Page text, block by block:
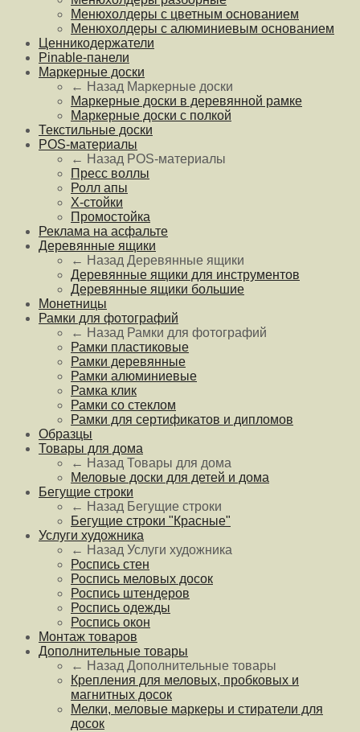
Менюхолдеры с цветным основанием
Менюхолдеры с алюминиевым основанием
Ценникодержатели
Pinable-панели
Маркерные доски
← Назад Маркерные доски
Маркерные доски в деревянной рамке
Маркерные доски с полкой
Текстильные доски
POS-материалы
← Назад POS-материалы
Пресс воллы
Ролл апы
Х-стойки
Промостойка
Реклама на асфальте
Деревянные ящики
← Назад Деревянные ящики
Деревянные ящики для инструментов
Деревянные ящики большие
Монетницы
Рамки для фотографий
← Назад Рамки для фотографий
Рамки пластиковые
Рамки деревянные
Рамки алюминиевые
Рамка клик
Рамки со стеклом
Рамки для сертификатов и дипломов
Образцы
Товары для дома
← Назад Товары для дома
Меловые доски для детей и дома
Бегущие строки
← Назад Бегущие строки
Бегущие строки "Красные"
Услуги художника
← Назад Услуги художника
Роспись стен
Роспись меловых досок
Роспись штендеров
Роспись одежды
Роспись окон
Монтаж товаров
Дополнительные товары
← Назад Дополнительные товары
Крепления для меловых, пробковых и
магнитных досок
Мелки, меловые маркеры и стиратели для
досок